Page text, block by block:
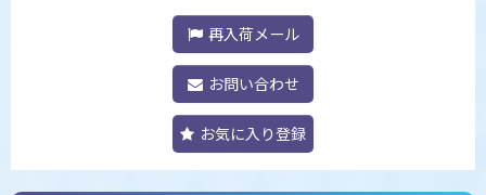
再入荷メール
お問い合わせ
お気に入り登録